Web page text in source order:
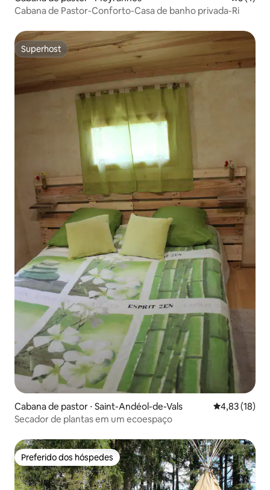
Cabana de Pastor-Conforto-Casa de banho privada-Ri
Superhost
Superhost
Cabana de pastor ⋅ Saint-Andéol-de-Vals 4,83 de uma
4,83 (18)
Secador de plantas em um ecoespaço
Preferido dos hóspedes
Preferido dos hóspedes